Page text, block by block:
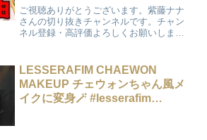
る #紫藤ナナ #切り抜き
#vtuber
ご視聴ありがとうございます。紫藤ナナ
さんの切り抜きチャンネルです。チャン
ネル登録・高評価よろしくお願いしま
…………………………↓元動画
↓………………………………………………
…...
LESSERAFIM CHAEWON
MAKEUP チェウォンちゃん風メ
イクに変身🪄 #lesserafim